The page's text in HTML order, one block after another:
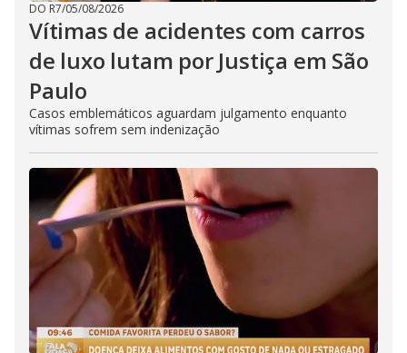
DO R7/05/08/2026
Vítimas de acidentes com carros
de luxo lutam por Justiça em São
Paulo
Casos emblemáticos aguardam julgamento enquanto
vítimas sofrem sem indenização